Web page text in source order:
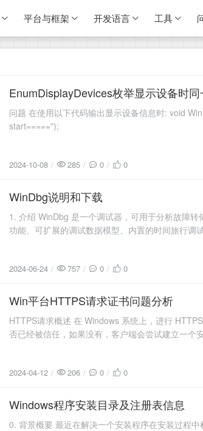
平台与框架 开发语言 工具
2024-10-08
EnumDisplayDevices枚举显示设备时
问题 在使用以下代码输出显示设备信息时: void
start=====");
2024-10-08 285 0 0
2024-06-24
WinDbg说明和下载
1. 介绍 WinDbg 是一个调试器，可用于分析故障
功能、可扩展的调试数据模型、内置的时间旅行
2024-06-24 757 0 0
2024-04-12
Win平台HTTPS请求证书问题分析
HTTPS请求概述 在 Windows 系统上，进行
否已经被信任，如果没有，客户端会尝试建立一个
2024-04-12 206 0 0
2023-12-22
Windows程序安装目录及注册表信息
0. 背景概要 最近在解决一个安装程序在安装过程